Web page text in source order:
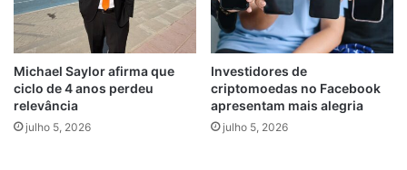
Michael Saylor afirma que
ciclo de 4 anos perdeu
relevância
julho 5, 2026
Investidores de
criptomoedas no Facebook
apresentam mais alegria
julho 5, 2026